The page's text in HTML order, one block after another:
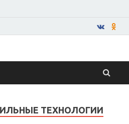
—
ТЕХНОЛОГИИ